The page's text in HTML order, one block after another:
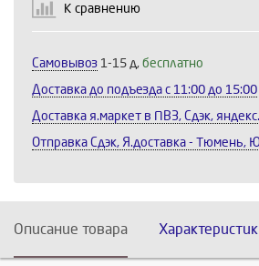
К сравнению
Самовывоз 1-15 д, бесплатно
Доставка до подъезда c 11:00 до 15:00
Доставка я.маркет в ПВЗ, Сдэк,
Отправка Сдэк, Я.доставка - Тюмень,
Описание товара